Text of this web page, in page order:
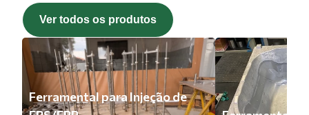
Ver todos os produtos
Ferramental para Injeção de